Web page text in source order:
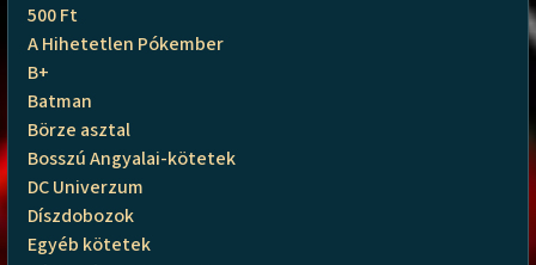
500 Ft
A Hihetetlen Pókember
B+
Batman
Börze asztal
Bosszú Angyalai-kötetek
DC Univerzum
Díszdobozok
Egyéb kötetek